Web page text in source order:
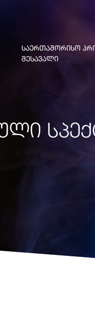
ᲡᲐᲔᲠᲗᲐᲨᲝᲠᲘᲡᲝ
ᲨᲔᲡᲐᲕᲐᲚᲘ